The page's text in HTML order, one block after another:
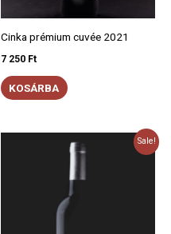
Cinka prémium cuvée 2021
7 250 Ft
KOSÁRBA
Sale!
price
2